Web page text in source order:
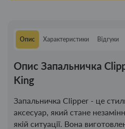
Опис Характеристики Відгуки
Опис Запальничка
King
Запальничка Clipper - це
аксесуар, який стане
якій ситуації. Вона